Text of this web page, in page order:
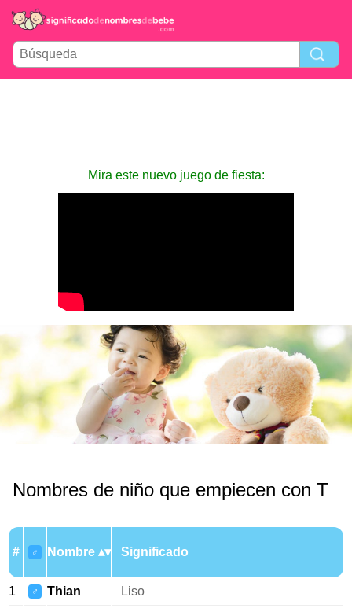
Mira este nuevo juego de fiesta:
Nombres de niño que empiecen con T
# ♂ Nombre Significado
1 ♂ Thian Liso